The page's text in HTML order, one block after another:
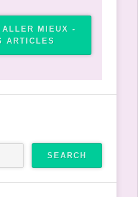
MIEUX -
ARTICLES